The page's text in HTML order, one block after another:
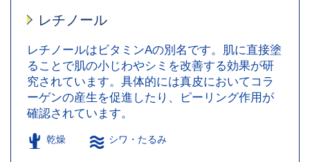
レチノール
レチノールはビタミンAの別名です。肌に直接塗
ることで肌の小じわやシミを改善する効果が研
究されています。具体的には真皮においてコラ
ーゲンの産生を促進したり、ピーリング作用が
確認されています。
乾燥 シワ・たるみ